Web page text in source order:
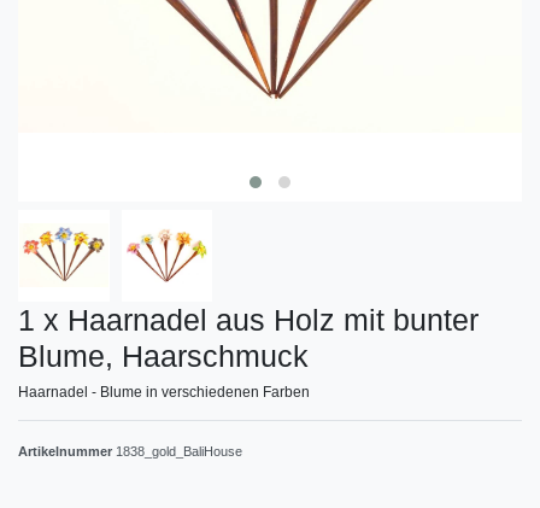
1 x Haarnadel aus Holz mit bunter
Blume, Haarschmuck
Haarnadel - Blume in verschiedenen Farben
Artikelnummer 1838_gold_BaliHouse